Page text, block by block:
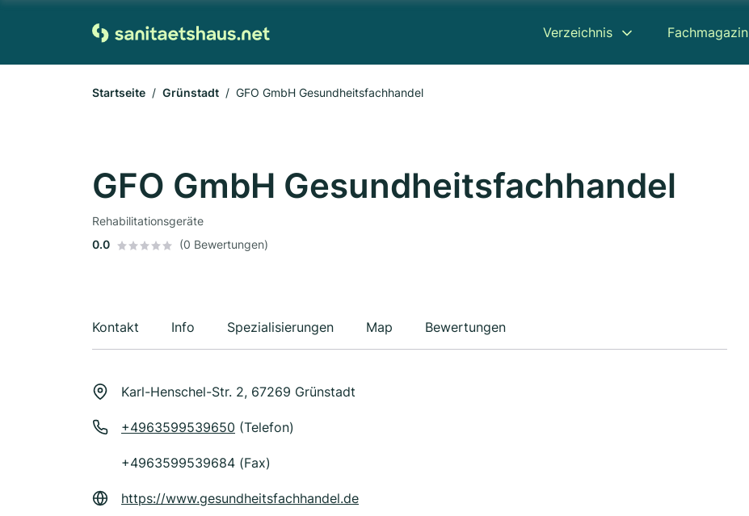
Verzeichnis Fachmagazin
Startseite Grünstadt GFO GmbH Gesundheitsfachhandel
GFO GmbH Gesundheitsfachhandel
Rehabilitationsgeräte
0.0
(0 Bewertungen)
Kontakt Info Spezialisierungen Map Bewertungen
Karl-Henschel-Str. 2, 67269 Grünstadt
+4963599539650 (Telefon)
+4963599539684 (Fax)
https://www.gesundheitsfachhandel.de